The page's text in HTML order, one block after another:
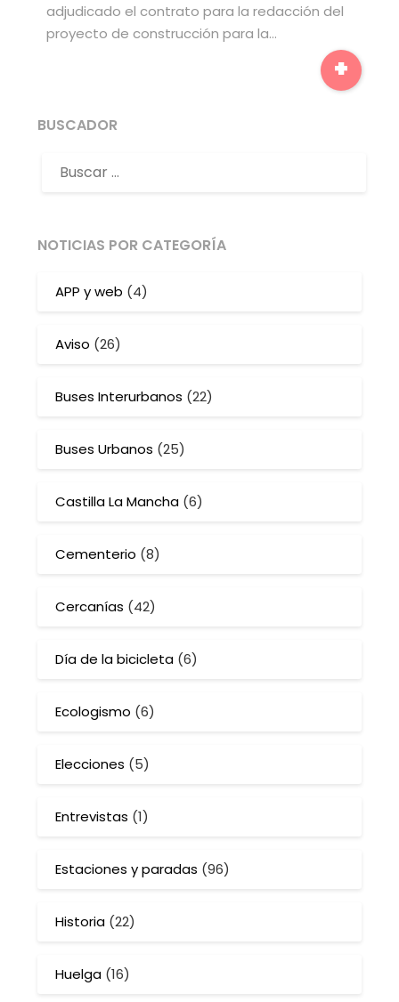
adjudicado el contrato para la redacción del
proyecto de construcción para la…
+
BUSCADOR
NOTICIAS POR CATEGORÍA
APP y web (4)
Aviso (26)
Buses Interurbanos (22)
Buses Urbanos (25)
Castilla La Mancha (6)
Cementerio (8)
Cercanías (42)
Día de la bicicleta (6)
Ecologismo (6)
Elecciones (5)
Entrevistas (1)
Estaciones y paradas (96)
Historia (22)
Huelga (16)